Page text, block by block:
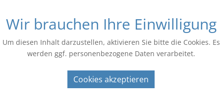
Wir brauchen Ihre Einwilligung
Um diesen Inhalt darzustellen, aktivieren Sie bitte die Cookies. Es
werden ggf. personenbezogene Daten verarbeitet.
Cookies akzeptieren